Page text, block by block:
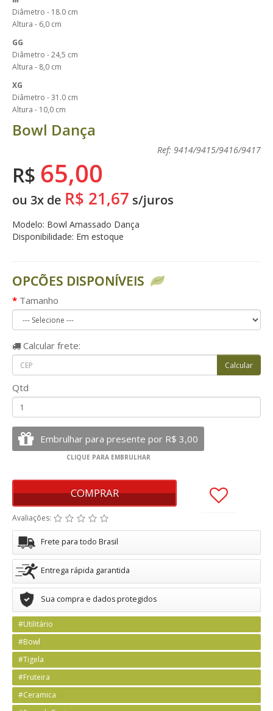
Diâmetro - 18.0 cm
Altura - 6,0 cm
GG
Diâmetro - 24,5 cm
Altura - 8,0 cm
XG
Diâmetro - 31.0 cm
Altura - 10,0 cm
Bowl Dança
Ref: 9414/9415/9416/9417
R$ 65,00
ou 3x de R$ 21,67 s/juros
Modelo: Bowl Amassado Dança
Disponibilidade: Em estoque
OPCÕES DISPONÍVEIS
Tamanho
Calcular frete:
Qtd
COMPRAR
Avaliações:
Frete para todo Brasil
Entrega rápida garantida
Sua compra e dados protegidos
#Utilitário
#Bowl
#Tigela
#Fruteira
#Ceramica